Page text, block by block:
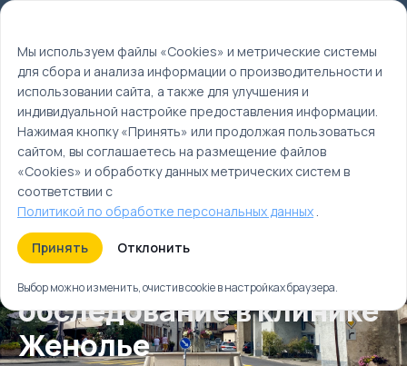
Главная
Туры
Базовое медицинское обследование в клинике
Женолье
Базовое медицинское
обследование в клинике
Женолье
Мы используем файлы «Cookies» и метрические системы
для сбора и анализа информации о производительности и
использовании сайта, а также для улучшения и
индивидуальной настройке предоставления информации.
Нажимая кнопку «Принять» или продолжая пользоваться
сайтом, вы соглашаетесь на размещение файлов
«Cookies» и обработку данных метрических систем в
соответствии с
Политикой по обработке персональных данных.
Принять Отклонить
Выбор можно изменить, очистив cookie в настройках браузера.